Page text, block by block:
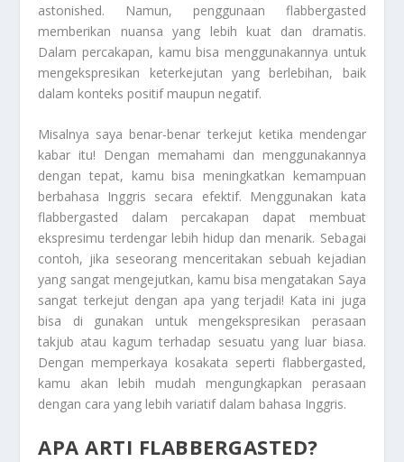
astonished. Namun, penggunaan flabbergasted
memberikan nuansa yang lebih kuat dan dramatis.
Dalam percakapan, kamu bisa menggunakannya untuk
mengekspresikan keterkejutan yang berlebihan, baik
dalam konteks positif maupun negatif.
Misalnya saya benar-benar terkejut ketika mendengar
kabar itu! Dengan memahami dan menggunakannya
dengan tepat, kamu bisa meningkatkan kemampuan
berbahasa Inggris secara efektif. Menggunakan kata
flabbergasted dalam percakapan dapat membuat
ekspresimu terdengar lebih hidup dan menarik. Sebagai
contoh, jika seseorang menceritakan sebuah kejadian
yang sangat mengejutkan, kamu bisa mengatakan Saya
sangat terkejut dengan apa yang terjadi! Kata ini juga
bisa di gunakan untuk mengekspresikan perasaan
takjub atau kagum terhadap sesuatu yang luar biasa.
Dengan memperkaya kosakata seperti flabbergasted,
kamu akan lebih mudah mengungkapkan perasaan
dengan cara yang lebih variatif dalam bahasa Inggris.
APA ARTI FLABBERGASTED?